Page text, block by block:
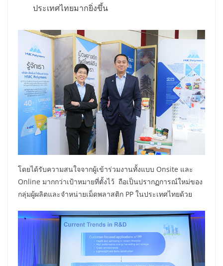
ประเทศไทยมากยิ่งขึ้น
โดยได้รับความสนใจจากผู้เข้าร่วมงานทั้งแบบ Onsite และ
Online มากกว่าเป้าหมายที่ตั้งไว้ ถือเป็นปรากฏการณ์ใหม่ของ
กลุ่มผู้ผลิตและจำหน่ายเม็ดพลาสติก PP ในประเทศไทยด้วย